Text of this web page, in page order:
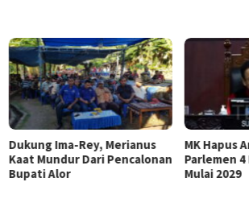
Merianus
Pencalonan
MK Hapus Ambang Batas
Parlemen 4 Persen,